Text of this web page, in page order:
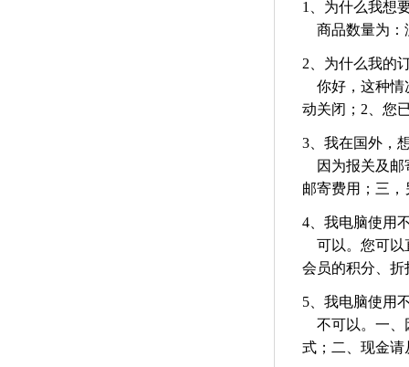
1、为什么我想
商品数量为：
2、为什么我的
你好，这种情
动关闭；2、您
3、我在国外，
因为报关及邮
邮寄费用；三，
4、我电脑使用
可以。您可以
会员的积分、折
5、我电脑使用
不可以。一、
式；二、现金